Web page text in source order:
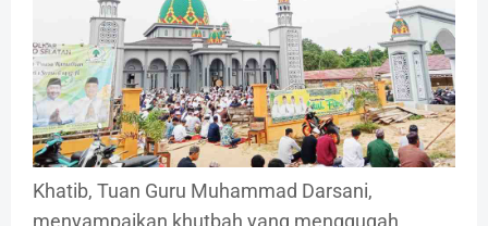
Khatib, Tuan Guru Muhammad Darsani,
menyampaikan khutbah yang menggugah